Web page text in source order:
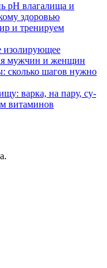
pH влагалища и
здоровью
и тренируем
изолирующее
мужчин и женщин
сколько шагов нужно
варка, на пару, су-
витаминов